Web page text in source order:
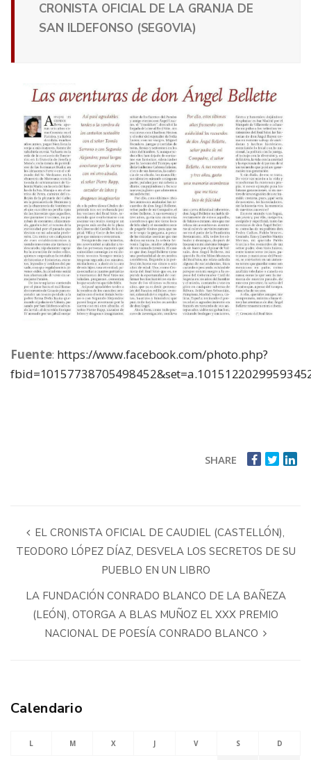
CRONISTA OFICIAL DE LA GRANJA DE
SAN ILDEFONSO (SEGOVIA)
Fuente: https://www.facebook.com/photo.php?
SHARE
EL CRONISTA OFICIAL DE CAUDIEL (CASTELLÓN),
TEODORO LÓPEZ DÍAZ, DESVELA LOS SECRETOS DE SU
PUEBLO EN UN LIBRO
LA FUNDACIÓN CONRADO BLANCO DE LA BAÑEZA
(LEÓN), OTORGA A BLAS MUÑOZ EL XXX PREMIO
NACIONAL DE POESÍA CONRADO BLANCO
Calendario
L M X J V S D